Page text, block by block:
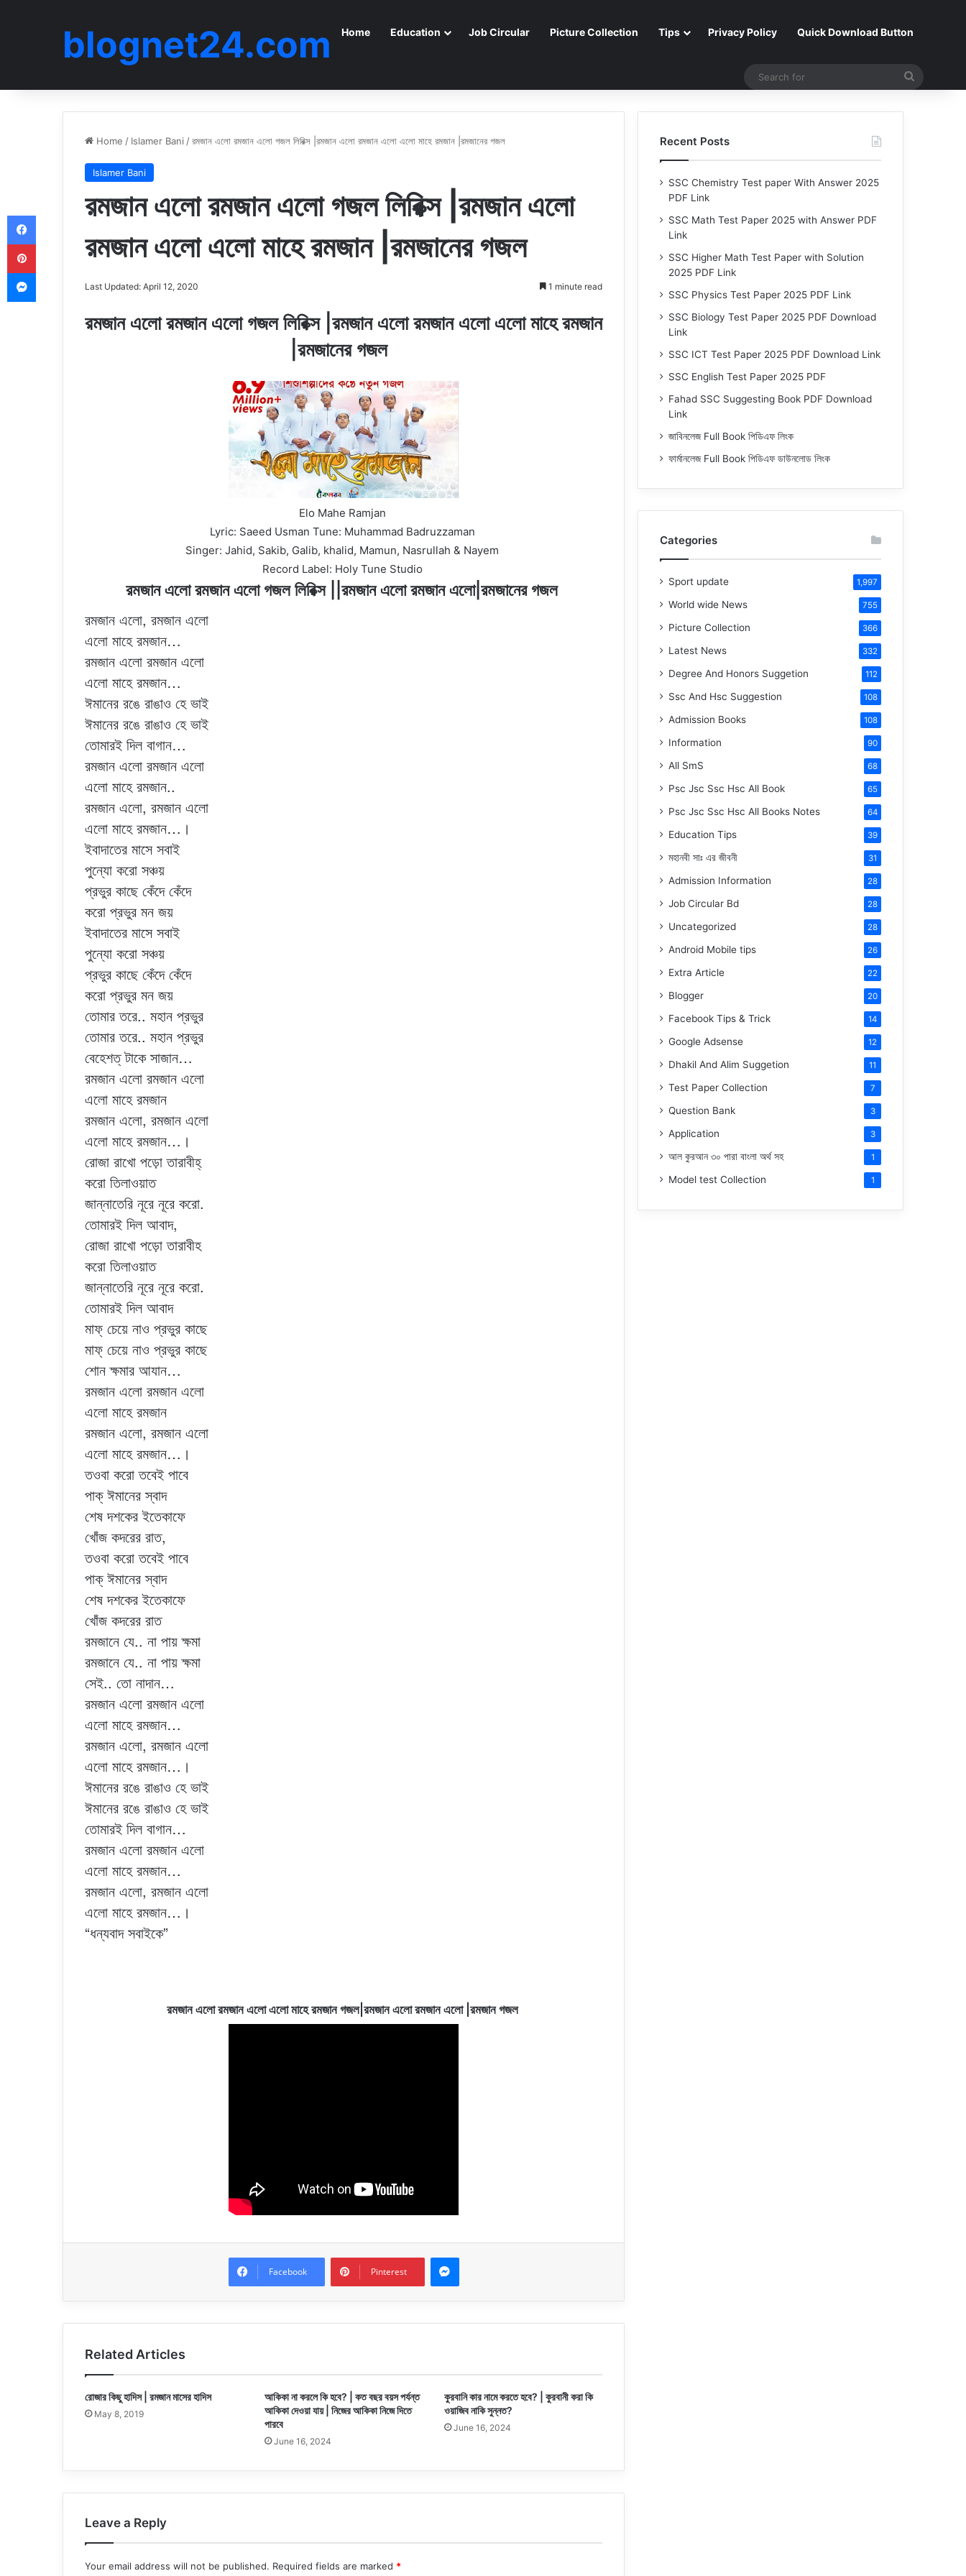
blognet24.com Home Education Job Circular Picture Collection Tips Privacy Policy Quick Download Button
Home / Islamer Bani /রমজান এলো রমজান এলো গজল লিরিক্স |রমজান এলো রমজান এলো এলো মাহে রমজান |রমজানের গজল
Islamer Bani
রমজান এলো রমজান এলো গজল লিরিক্স |রমজান এলো
রমজান এলো এলো মাহে রমজান |রমজানের গজল
Last Updated: April 12, 2020 1 minute read
রমজান এলো রমজান এলো গজল লিরিক্স |রমজান এলো রমজান এলো এলো মাহে রমজান
|রমজানের গজল
Elo Mahe Ramjan
Lyric: Saeed Usman Tune: Muhammad Badruzzaman
Singer: Jahid, Sakib, Galib, khalid, Mamun, Nasrullah & Nayem
Record Label: Holy Tune Studio
রমজান এলো রমজান এলো গজল লিরিক্স ||রমজান এলো রমজান এলো|রমজানের গজল
রমজান এলো, রমজান এলো
এলো মাহে রমজান…
রমজান এলো রমজান এলো
এলো মাহে রমজান…
ঈমানের রঙে রাঙাও হে ভাই
ঈমানের রঙে রাঙাও হে ভাই
তোমারই দিল বাগান…
রমজান এলো রমজান এলো
এলো মাহে রমজান..
রমজান এলো, রমজান এলো
এলো মাহে রমজান…।
ইবাদাতের মাসে সবাই
পুন্যো করো সঞ্চয়
প্রভুর কাছে কেঁদে কেঁদে
করো প্রভুর মন জয়
ইবাদাতের মাসে সবাই
পুন্যো করো সঞ্চয়
প্রভুর কাছে কেঁদে কেঁদে
করো প্রভুর মন জয়
তোমার তরে.. মহান প্রভুর
তোমার তরে.. মহান প্রভুর
বেহেশত্ টাকে সাজান…
রমজান এলো রমজান এলো
এলো মাহে রমজান
রমজান এলো, রমজান এলো
এলো মাহে রমজান…।
রোজা রাখো পড়ো তারাবীহ্
করো তিলাওয়াত
জান্নাতেরি নূরে নূরে করো.
তোমারই দিল আবাদ,
রোজা রাখো পড়ো তারাবীহ
করো তিলাওয়াত
জান্নাতেরি নূরে নূরে করো.
তোমারই দিল আবাদ
মাফ্ চেয়ে নাও প্রভুর কাছে
মাফ্ চেয়ে নাও প্রভুর কাছে
শোন ক্ষমার আযান…
রমজান এলো রমজান এলো
এলো মাহে রমজান
রমজান এলো, রমজান এলো
এলো মাহে রমজান…।
তওবা করো তবেই পাবে
পাক্ ঈমানের স্বাদ
শেষ দশকের ইতেকাফে
খোঁজ কদরের রাত,
তওবা করো তবেই পাবে
পাক্ ঈমানের স্বাদ
শেষ দশকের ইতেকাফে
খোঁজ কদরের রাত
রমজানে যে.. না পায় ক্ষমা
রমজানে যে.. না পায় ক্ষমা
সেই.. তো নাদান…
রমজান এলো রমজান এলো
এলো মাহে রমজান…
রমজান এলো, রমজান এলো
এলো মাহে রমজান…।
ঈমানের রঙে রাঙাও হে ভাই
ঈমানের রঙে রাঙাও হে ভাই
তোমারই দিল বাগান…
রমজান এলো রমজান এলো
এলো মাহে রমজান…
রমজান এলো, রমজান এলো
এলো মাহে রমজান…।
“ধন্যবাদ সবাইকে”
রমজান এলো রমজান এলো এলো মাহে রমজান গজল|রমজান এলো রমজান এলো |রমজান গজল
Facebook Pinterest
Messenger
Related Articles
রোজার কিছু হাদিস | রমজান মাসের হাদিস
May 8, 2019
আকিকা না করলে কি হবে? | কত বছর বয়স পর্যন্ত
আকিকা দেওয়া যায় | নিজের আকিকা নিজে দিতে
পারবে
June 16, 2024
কুরবানি কার নামে করতে হবে? | কুরবানী করা কি
ওয়াজিব নাকি সুন্নত?
June 16, 2024
Leave a Reply
Your email address will not be published. Required fields are marked *
Recent Posts
SSC Chemistry Test paper With Answer 2025
PDF Link
SSC Math Test Paper 2025 with Answer PDF
Link
SSC Higher Math Test Paper with Solution
2025 PDF Link
SSC Physics Test Paper 2025 PDF Link
SSC Biology Test Paper 2025 PDF Download
Link
SSC ICT Test Paper 2025 PDF Download Link
SSC English Test Paper 2025 PDF
Fahad SSC Suggesting Book PDF Download
Link
জাবিনলেজ Full Book পিডিএফ লিংক
ফার্মানলেজ Full Book পিডিএফ ডাউনলোড লিংক
Categories
Sport update 1,997
World wide News 755
Picture Collection 366
Latest News 332
Degree And Honors Suggetion 112
Ssc And Hsc Suggestion 108
Admission Books 108
Information 90
All SmS 68
Psc Jsc Ssc Hsc All Book 65
Psc Jsc Ssc Hsc All Books Notes 64
Education Tips 39
মহানবীসাঃ এর জীবনী 31
Admission Information 28
Job Circular Bd 28
Uncategorized 28
Android Mobile tips 26
Extra Article 22
Blogger 20
Facebook Tips & Trick 14
Google Adsense 12
Dhakil And Alim Suggetion 11
Test Paper Collection 7
Question Bank 3
Application 3
আল কুরআন ৩০ পারা বাংলা অর্থ সহ 1
Model test Collection 1
Facebook
Pinterest
Messenger